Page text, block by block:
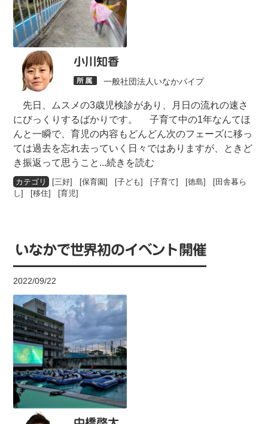
小川知香
一般社団法人いなかパイプ
先日、ムスメの3歳児検診があり、月日の流れの速さ
にびっくりするばかりです。 子育て中の1年なんてほ
んと一瞬で、育児の内容もどんどん次のフェーズに移っ
ては過去を忘れ去っていく日々ではありますが、ときど
き振返って思うこと ...続きを読む
[三好] [保育園] [子ども] [子育て] [徳島] [田舎暮ら
し] [移住] [育児]
いなかで世界初のイベント開催
2022/09/22